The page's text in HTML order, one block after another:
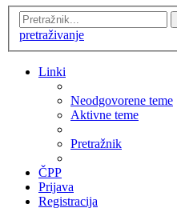
pretraživanje
Linki
Neodgovorene teme
Aktivne teme
Pretražnik
ČPP
Prijava
Registracija